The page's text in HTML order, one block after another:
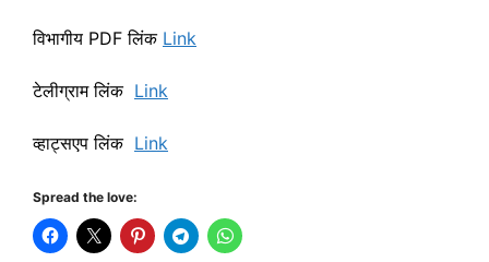
विभागीय PDF लिंक Link
टेलीग्राम लिंक Link
व्हाट्सएप लिंक Link
Spread the love: